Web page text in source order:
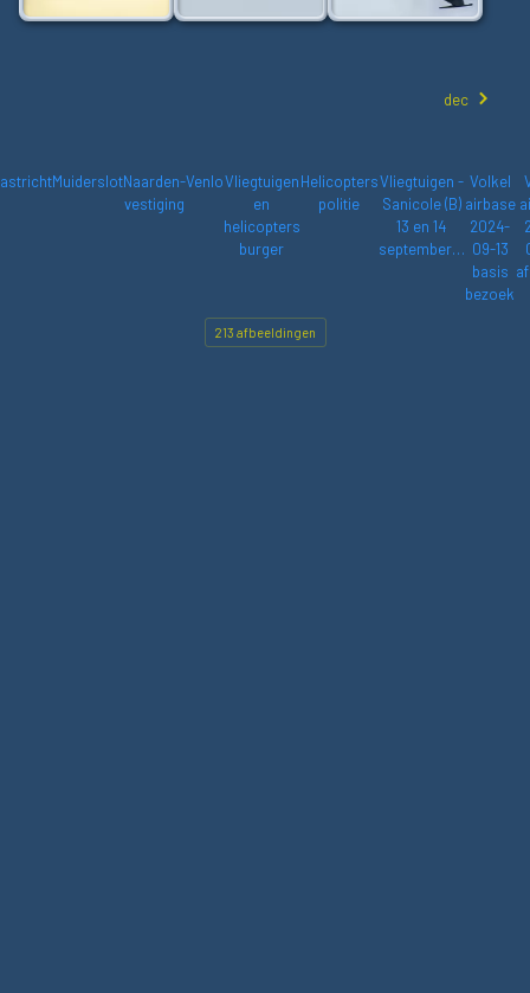
dec
MuiderslotNaarden-
vestiging
VenloVliegtuigen
en
helicopters
burger
Helicopters
politie
Vliegtuigen -
Sanicole (B)
13 en 14
september…
Volkel
airbase
2024-
09-13
basis
bezoek
213 afbeeldingen